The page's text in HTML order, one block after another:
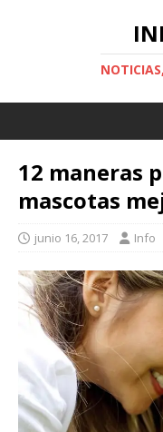
12 maneras
mascotas
junio 16, 2017 Info